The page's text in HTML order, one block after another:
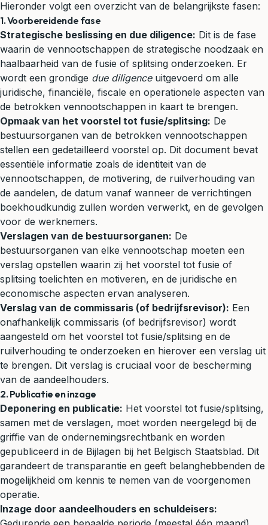
Hieronder volgt een overzicht van de belangrijkste fasen:
1. Voorbereidende fase
Strategische beslissing en due diligence: Dit is de fase
waarin de vennootschappen de strategische noodzaak en
haalbaarheid van de fusie of splitsing onderzoeken. Er
wordt een grondige due diligenceuitgevoerd om alle
juridische, financiële, fiscale en operationele aspecten van
de betrokken vennootschappen in kaart te brengen.
Opmaak van het voorstel tot fusie/splitsing: De
bestuursorganen van de betrokken vennootschappen
stellen een gedetailleerd voorstel op. Dit document bevat
essentiële informatie zoals de identiteit van de
vennootschappen, de motivering, de ruilverhouding van
de aandelen, de datum vanaf wanneer de verrichtingen
boekhoudkundig zullen worden verwerkt, en de gevolgen
voor de werknemers.
Verslagen van de bestuursorganen: De
bestuursorganen van elke vennootschap moeten een
verslag opstellen waarin zij het voorstel tot fusie of
splitsing toelichten en motiveren, en de juridische en
economische aspecten ervan analyseren.
Verslag van de commissaris (of bedrijfsrevisor): Een
onafhankelijk commissaris (of bedrijfsrevisor) wordt
aangesteld om het voorstel tot fusie/splitsing en de
ruilverhouding te onderzoeken en hierover een verslag uit
te brengen. Dit verslag is cruciaal voor de bescherming
van de aandeelhouders.
2. Publicatie en inzage
Deponering en publicatie: Het voorstel tot fusie/splitsing,
samen met de verslagen, moet worden neergelegd bij de
griffie van de ondernemingsrechtbank en worden
gepubliceerd in de Bijlagen bij het Belgisch Staatsblad. Dit
garandeert de transparantie en geeft belanghebbenden de
mogelijkheid om kennis te nemen van de voorgenomen
operatie.
Inzage door aandeelhouders en schuldeisers: